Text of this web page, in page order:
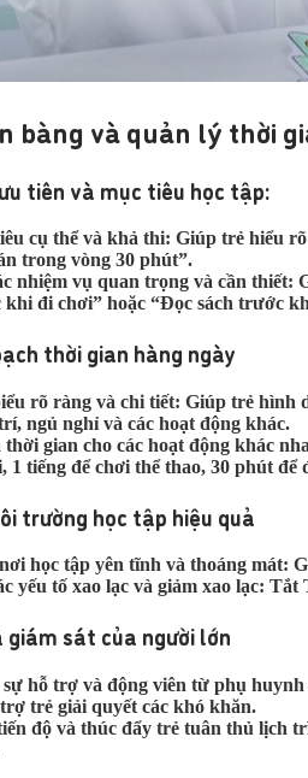
bàng và quản lý thời
tiên và mục tiêu học tập:
cụ thể và khả thi: Giúp trẻ hiểu
trong vòng 30 phút”.
nhiệm vụ quan trọng và cần thiết:
đi chơi” hoặc “Đọc sách trước
thời gian hàng ngày
rõ ràng và chi tiết: Giúp trẻ hình
ngủ nghỉ và các hoạt động khác.
thời gian cho các hoạt động khác
1 tiếng để chơi thể thao, 30 phút để
trường học tập hiệu quả
học tập yên tĩnh và thoáng mát:
yếu tố xao lạc và giảm xao lạc: Tắt
giám sát của người lớn
hỗ trợ và động viên từ phụ huynh
trẻ giải quyết các khó khăn.
độ và thúc đẩy trẻ tuân thủ lịch